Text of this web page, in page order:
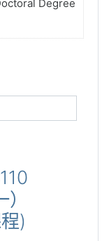
Degree
)